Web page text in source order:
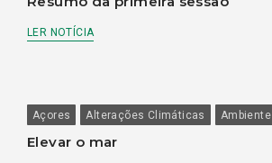
LER NOTÍCIA
Açores Alterações Climáticas Ambiente
Elevar o mar